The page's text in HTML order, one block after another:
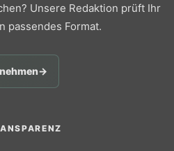
Unsere Redaktion prüft Ihr
passendes Format.
→